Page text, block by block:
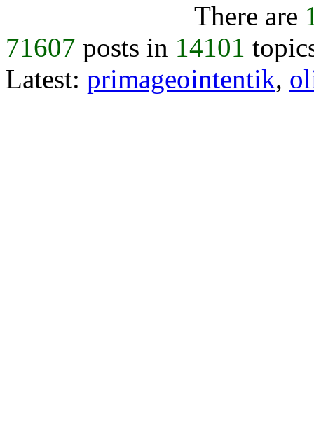
There are
71607 posts in 14101
Latest: primageointentik,